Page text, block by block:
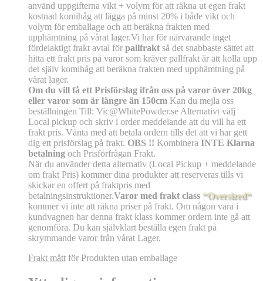
använd uppgifterna vikt + volym för att räkna ut egen frakt
kostnad komihåg att lägga på minst 20% i både vikt och
volym för emballage och att beräkna frakten med
upphämtning på vårat lager.Vi har för närvarande inget
fördelaktigt frakt avtal för pallfrakt så det snabbaste sättet att
hitta ett frakt pris på varor som kräver pallfrakt är att kolla upp
det själv komihåg att beräkna frakten med upphämtning på
vårat lager.
Om du vill få ett Prisförslag ifrån oss på varor över 20kg
eller varor som är längre än 150cm Kan du mejla oss
beställningen Till: Vic@WhitePowder.se Alternativt välj
Local pickup och skriv i order meddelande att du vill ha ett
frakt pris. Vänta med att betala ordern tills det att vi har gett
dig ett prisförslag på frakt. OBS !! Kombinera INTE Klarna
betalning och Prisförfrågan Frakt.
När du använder detta alternativ (Local Pickup + meddelande
om frakt Pris) kommer dina produkter att reserveras tills vi
skickar en offert på fraktpris med
betalningsinstruktioner.Varor med frakt class “Oversized“
kommer vi inte att räkna priser på frakt. Om någon vara i
kundvagnen har denna frakt klass kommer ordern inte gå att
genomföra. Du kan självklart beställa egen frakt på
skrymmande varor från vårat Lager.
Frakt mått för Produkten utan emballage